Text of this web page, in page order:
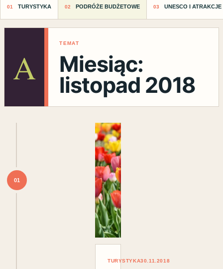
TURYSTYKA PODRÓŻE BUDŻETOWE UNESCO I
A
TEMAT
Miesiąc:
listopad 2018
01
TURYSTYKA30.11.2018